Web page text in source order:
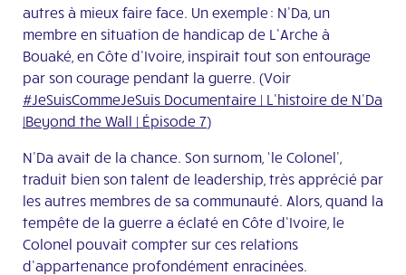
autres à mieux faire face. Un exemple : N’Da, un
membre en situation de handicap de L’Arche à
Bouaké, en Côte d’Ivoire, inspirait tout son entourage
par son courage pendant la guerre. (Voir
#JeSuisCommeJeSuis Documentaire | L’histoire de N’Da
|Beyond the Wall | Épisode 7)
N’Da avait de la chance. Son surnom, ‘le Colonel’,
traduit bien son talent de leadership, très apprécié par
les autres membres de sa communauté. Alors, quand la
tempête de la guerre a éclaté en Côte d’Ivoire, le
Colonel pouvait compter sur ces relations
d’appartenance profondément enracinées.